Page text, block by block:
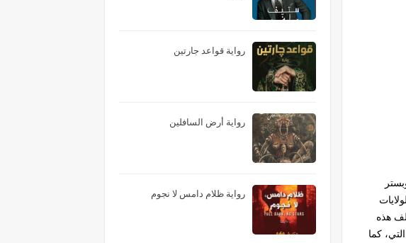
الولايات
هذه
كما
رواية قواعد جارتين
رواية أرض السافلين
رواية ظلام دامس لا نجوم